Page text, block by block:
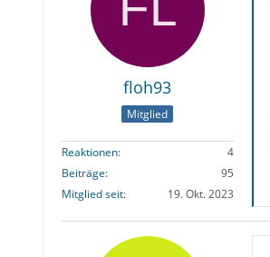
floh93
Mitglied
Reaktionen
4
Beiträge
95
Mitglied seit
19. Okt. 2023